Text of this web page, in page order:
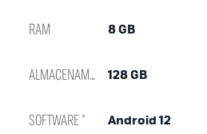
RAM 8 GB
ALMACENAMIENTO 128 GB
SOFTWARE * Android 12